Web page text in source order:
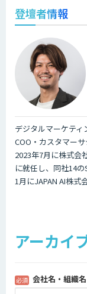
登壇者情報
デジタルマーケティ
COO・カスタマー
2023年7月に株式会
に就任し、同社14
1月にJAPAN AI株式